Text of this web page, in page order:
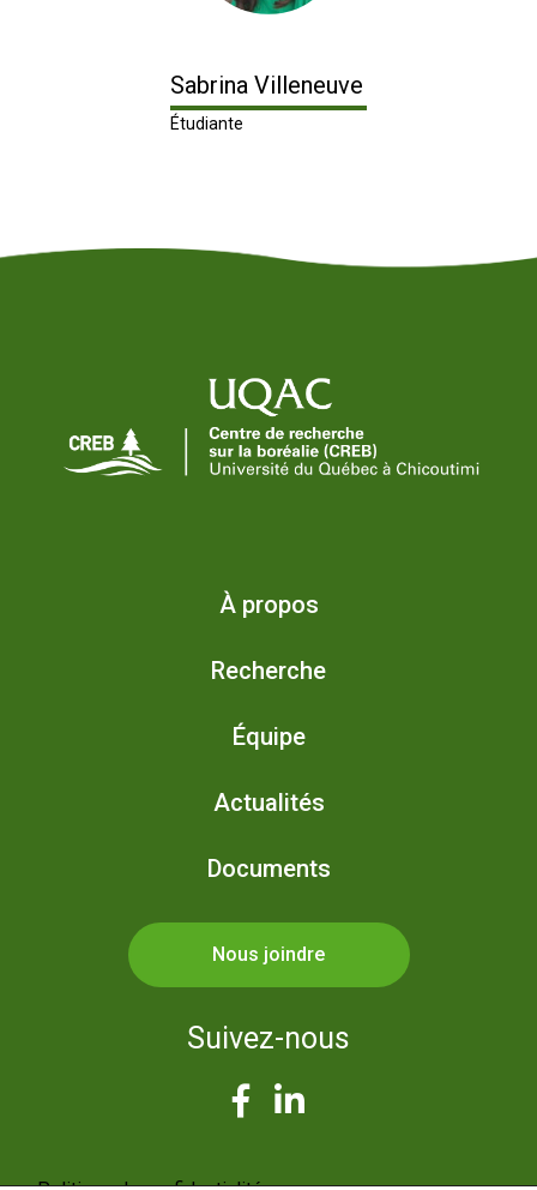
Sabrina Villeneuve
Étudiante
À propos
Recherche
Équipe
Actualités
Documents
Nous joindre
Suivez-nous